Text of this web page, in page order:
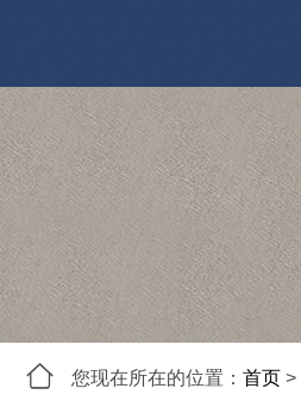
您现在所在的位置： 首页 >